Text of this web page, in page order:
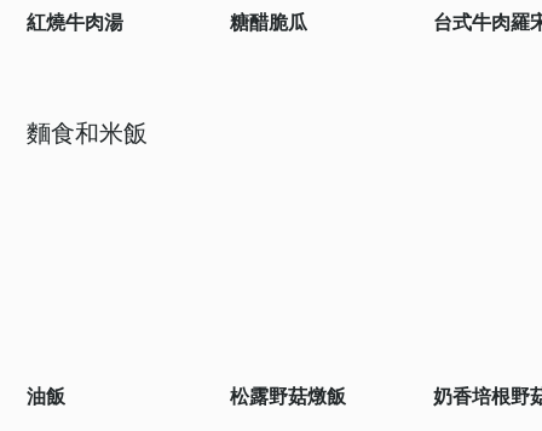
紅燒牛肉湯 糖醋脆瓜 台式牛肉羅
麵食和米飯
油飯 松露野菇燉飯 奶香培根野